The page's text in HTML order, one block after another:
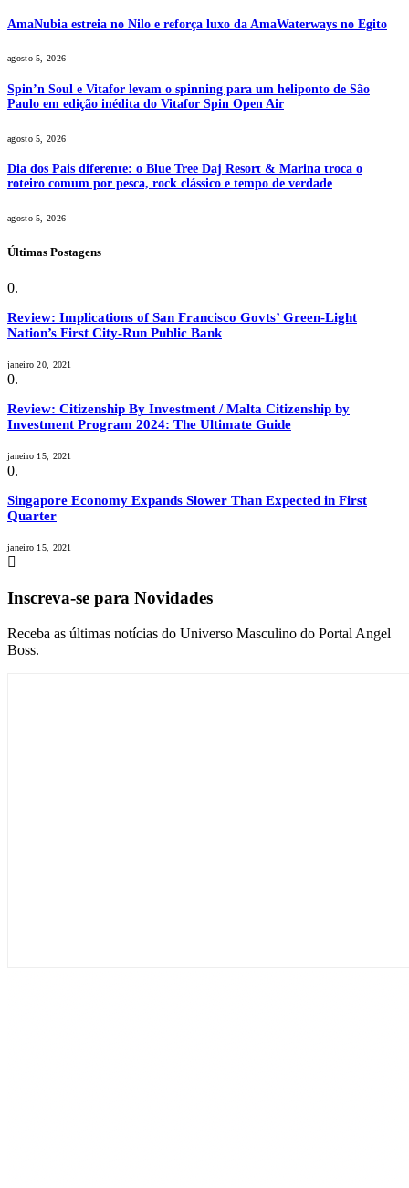
AmaNubia estreia no Nilo e reforça luxo da AmaWaterways no Egito
agosto 5, 2026
Spin’n Soul e Vitafor levam o spinning para um heliponto de São
Paulo em edição inédita do Vitafor Spin Open Air
agosto 5, 2026
Dia dos Pais diferente: o Blue Tree Daj Resort & Marina troca o
roteiro comum por pesca, rock clássico e tempo de verdade
agosto 5, 2026
Últimas Postagens
Review: Implications of San Francisco Govts’ Green-Light
Nation’s First City-Run Public Bank
janeiro 20, 2021
Review: Citizenship By Investment / Malta Citizenship by
Investment Program 2024: The Ultimate Guide
janeiro 15, 2021
Singapore Economy Expands Slower Than Expected in First
Quarter
janeiro 15, 2021
Inscreva-se para Novidades
Receba as últimas notícias do Universo Masculino do Portal Angel
Boss.